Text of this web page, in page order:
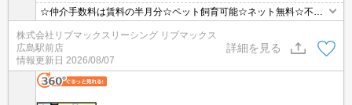
☆仲介手数料は賃料の半月分☆ペット飼育可能☆ネット無料☆不在
時にうれしい宅配ボックス☆浴室乾燥機やウォークインクローゼッ
トなど人気の室内設備充実☆3口コンロの対面式システムキッチン
☆モニタ付オートロック完備でセキュリティーは安心☆彡
株式会社リブマックスリーシング リブマックス
広島駅前店
情報更新日 2026/08/07
詳細を見る